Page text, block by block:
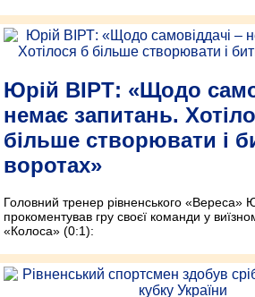
Юрій ВІРТ: «Щодо
немає запитань.
більше створювати і
воротах»
Головний тренер рівненського «Вереса»
прокоментував гру своєї команди у
«Колоса» (0:1):